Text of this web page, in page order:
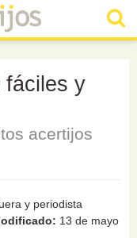
fáciles y
acertijos
y periodista
13 de mayo